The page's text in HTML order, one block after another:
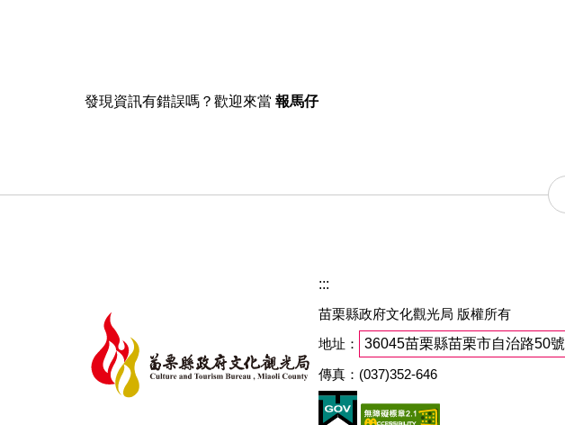
發現資訊有錯誤嗎？歡迎來當報馬仔
:::
苗栗縣政府文化觀光局 版權所有
地址：
36045苗栗縣苗栗市自治路50號
傳真：(037)352-646